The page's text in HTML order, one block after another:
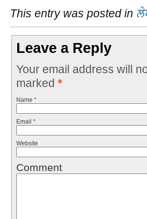
This entry was posted in
Leave a Reply
Your email address will
marked *
Name *
Email *
Website
Comment